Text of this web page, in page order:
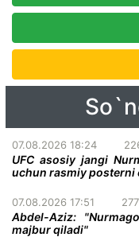
07.08.2026 18:24
UFC asosiy jangi
uchun rasmiy posterni
07.08.2026 17:51 277
Abdel-Aziz:
majbur qiladi"